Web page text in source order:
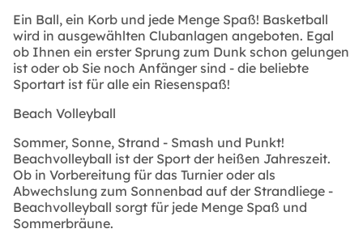
Ein Ball, ein Korb und jede Menge Spaß! Basketball
wird in ausgewählten Clubanlagen angeboten. Egal
ob Ihnen ein erster Sprung zum Dunk schon gelungen
ist oder ob Sie noch Anfänger sind - die beliebte
Sportart ist für alle ein Riesenspaß!
Beach Volleyball
Sommer, Sonne, Strand - Smash und Punkt!
Beachvolleyball ist der Sport der heißen Jahreszeit.
Ob in Vorbereitung für das Turnier oder als
Abwechslung zum Sonnenbad auf der Strandliege -
Beachvolleyball sorgt für jede Menge Spaß und
Sommerbräune.